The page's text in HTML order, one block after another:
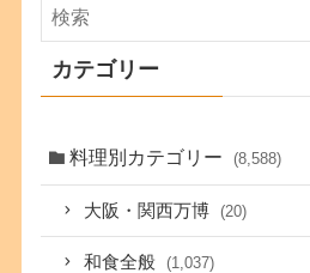
カテゴリー
料理別カテゴリー (8,588)
大阪・関西万博 (20)
和食全般 (1,037)